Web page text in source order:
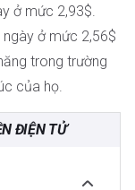
ở mức 2,93$.
ở mức 2,56$
trong trường
của họ.
ĐIỆN TỬ